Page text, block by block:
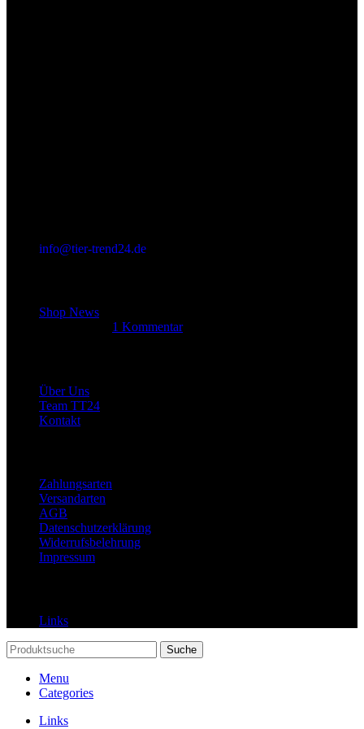
info@tier-trend24.de
Shop News
1 Kommentar
Über Uns
Team TT24
Kontakt
Zahlungsarten
Versandarten
AGB
Datenschutzerklärung
Widerrufsbelehrung
Impressum
Links
Suche
Menu
Categories
Links